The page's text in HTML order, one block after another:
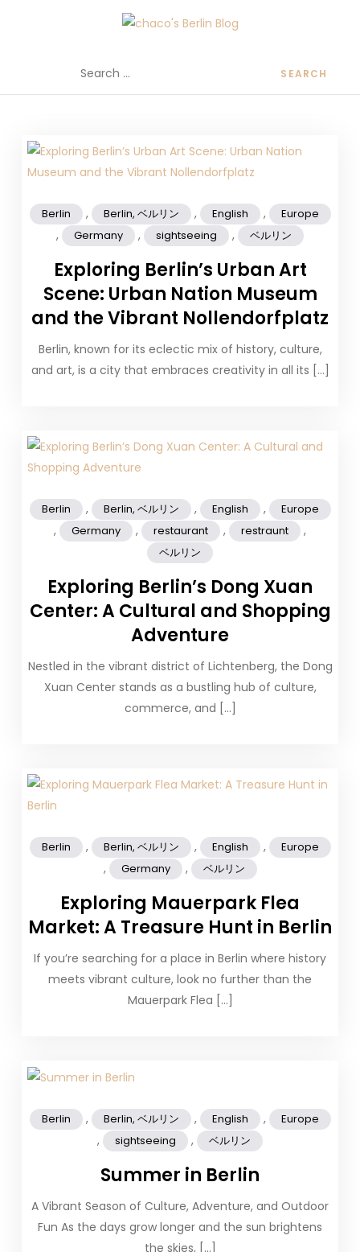
Berlin , Berlin, ベルリン , English , Europe
, Germany , sightseeing , ベルリン
Exploring Berlin’s Urban Art
Scene: Urban Nation Museum
and the Vibrant Nollendorfplatz
Berlin, known for its eclectic mix of history, culture,
and art, is a city that embraces creativity in all its […]
Berlin , Berlin, ベルリン , English , Europe
, Germany , restaurant , restraunt ,
ベルリン
Exploring Berlin’s Dong Xuan
Center: A Cultural and Shopping
Adventure
Nestled in the vibrant district of Lichtenberg, the Dong
Xuan Center stands as a bustling hub of culture,
commerce, and […]
Berlin , Berlin, ベルリン , English , Europe
, Germany , ベルリン
Exploring Mauerpark Flea
Market: A Treasure Hunt in Berlin
If you’re searching for a place in Berlin where history
meets vibrant culture, look no further than the
Mauerpark Flea […]
Berlin , Berlin, ベルリン , English , Europe
, sightseeing , ベルリン
Summer in Berlin
A Vibrant Season of Culture, Adventure, and Outdoor
Fun As the days grow longer and the sun brightens
the skies, […]